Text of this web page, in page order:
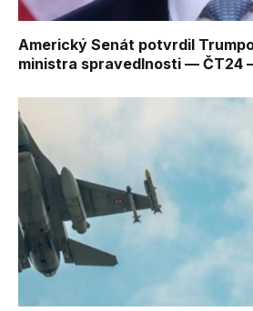
Americký Senát potvrdil
ministra spravedlnosti — ČT24